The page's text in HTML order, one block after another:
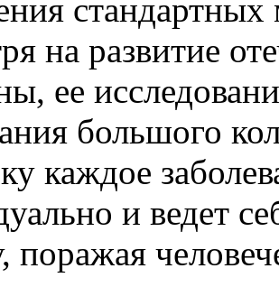
стандартных
на развитие
ее
большого
каждое
и ведет
поражая